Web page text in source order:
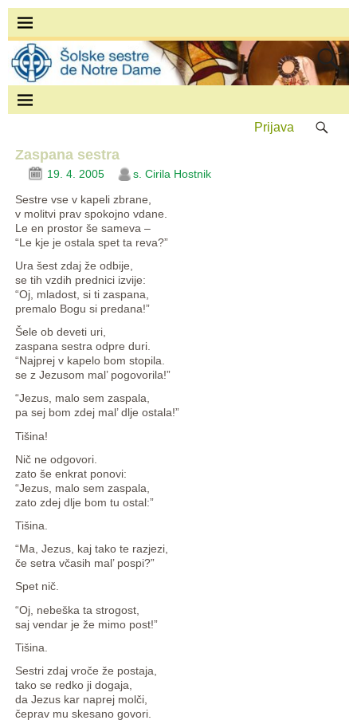
Prijava
Zaspana sestra
19. 4. 2005
s. Cirila Hostnik
Sestre vse v kapeli zbrane,
v molitvi prav spokojno vdane.
Le en prostor še sameva –
“Le kje je ostala spet ta reva?”
Ura šest zdaj že odbije,
se tih vzdih prednici izvije:
“Oj, mladost, si ti zaspana,
premalo Bogu si predana!”
Šele ob deveti uri,
zaspana sestra odpre duri.
“Najprej v kapelo bom stopila.
se z Jezusom mal’ pogovorila!”
“Jezus, malo sem zaspala,
pa sej bom zdej mal’ dlje ostala!”
Tišina!
Nič ne odgovori.
zato še enkrat ponovi:
“Jezus, malo sem zaspala,
zato zdej dlje bom tu ostal:”
Tišina.
“Ma, Jezus, kaj tako te razjezi,
če setra včasih mal’ pospi?”
Spet nič.
“Oj, nebeška ta strogost,
saj vendar je že mimo post!”
Tišina.
Sestri zdaj vroče že postaja,
tako se redko ji dogaja,
da Jezus kar naprej molči,
čeprav mu skesano govori.